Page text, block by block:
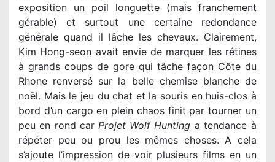
exposition un poil longuette (mais franchement
gérable) et surtout une certaine redondance
générale quand il lâche les chevaux. Clairement,
Kim Hong-seon avait envie de marquer les rétines
à grands coups de gore qui tâche façon Côte du
Rhone renversé sur la belle chemise blanche de
noël. Mais le jeu du chat et la souris en huis-clos à
bord d’un cargo en plein chaos finit par tourner un
peu en rond car Projet Wolf Hunting a tendance à
répéter peu ou prou les mêmes choses. A cela
s’ajoute l’impression de voir plusieurs films en un